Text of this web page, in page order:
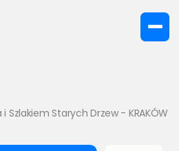
Szlakiem Starych Drzew - KRAKÓW